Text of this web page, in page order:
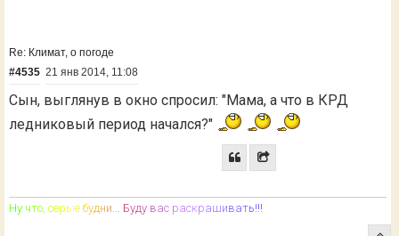
Re: Климат, о погоде
#4535 21 янв 2014, 11:08
Сын, выглянув в окно спросил: "Мама, а что в КРД
ледниковый период начался?"
Ну что серые будни Буду вас раскрашивать!!!